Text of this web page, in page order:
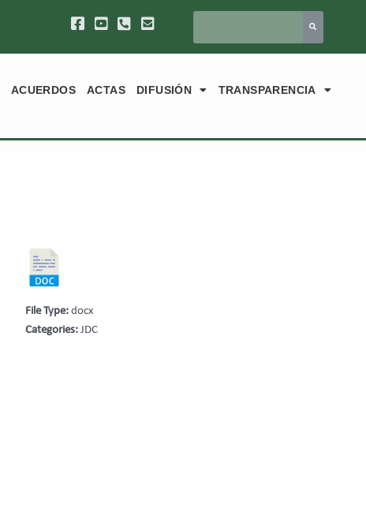
ACUERDOS ACTAS DIFUSIÓN TRANSPARENCIA
File Type:docx
Categories:JDC